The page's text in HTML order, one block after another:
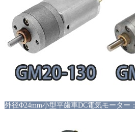
外径Φ24mm小型平歯車DC電気モーター：